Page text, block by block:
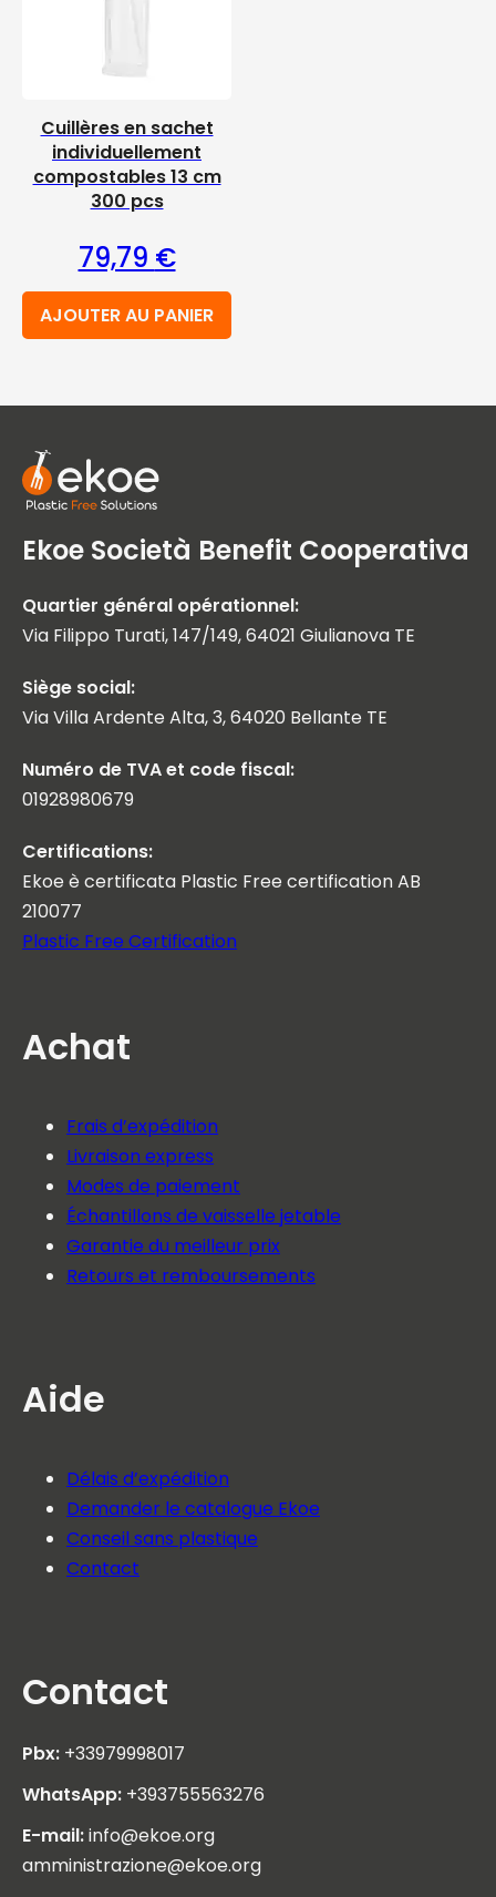
Cuillères en sachet
individuellement
compostables 13 cm
300 pcs
79,79 €
AJOUTER AU PANIER
Ekoe Società Benefit Cooperativa
Quartier général opérationnel:
Via Filippo Turati, 147/149, 64021 Giulianova TE
Siège social:
Via Villa Ardente Alta, 3, 64020 Bellante TE
Numéro de TVA et code fiscal:
01928980679
Certifications:
Ekoe è certificata Plastic Free certification AB
210077
Plastic Free Certification
Achat
Frais d’expédition
Livraison express
Modes de paiement
Échantillons de vaisselle jetable
Garantie du meilleur prix
Retours et remboursements
Aide
Délais d’expédition
Demander le catalogue Ekoe
Conseil sans plastique
Contact
Contact
Pbx: +33979998017
WhatsApp: +393755563276
E-mail:info@ekoe.org
amministrazione@ekoe.org